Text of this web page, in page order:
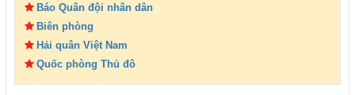
Báo Quân đội nhân dân
Biên phòng
Hải quân Việt Nam
Quốc phòng Thủ đô